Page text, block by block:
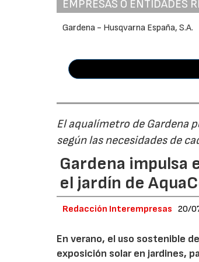
EMPRESAS O ENTIDADES
Gardena - Husqvarna España, S.A.
El aqualímetro de Gardena
según las necesidades de
Gardena impulsa
el jardín de
Redacción Interempresas 20/
En verano, el uso sostenible
exposición solar en jardines,